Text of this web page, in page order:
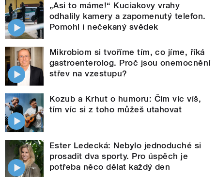
„Asi to máme!“ Kuciakovy vrahy
odhalily kamery a zapomenutý telefon.
Pomohl i nečekaný svědek
Mikrobiom si tvoříme tím, co jíme, říká
gastroenterolog. Proč jsou onemocnění
střev na vzestupu?
Kozub a Krhut o humoru: Čím víc víš,
tím víc si z toho můžeš utahovat
Ester Ledecká: Nebylo jednoduché si
prosadit dva sporty. Pro úspěch je
potřeba něco dělat každý den